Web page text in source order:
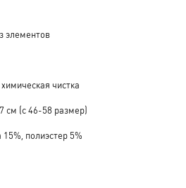
элементов
чистка
см (с 46-58 размер)
полиэстер 5%